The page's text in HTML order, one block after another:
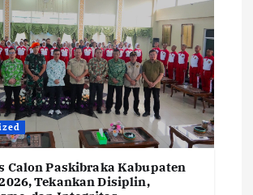
Calon Paskibraka Kabupaten
Tekankan Disiplin,